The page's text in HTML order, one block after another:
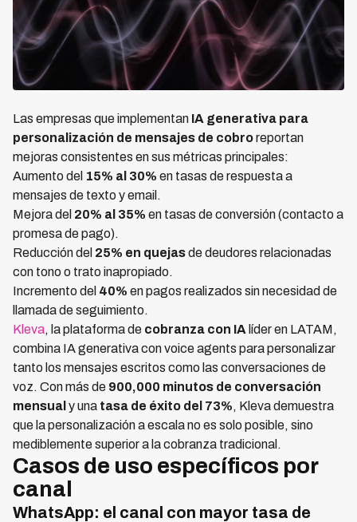
Las empresas que implementan IA generativa para
personalización de mensajes de cobroreportan
mejoras consistentes en sus métricas principales:
Aumento del 15% al 30% en tasas de respuesta a
mensajes de texto y email.
Mejora del 20% al 35% en tasas de conversión (contacto a
promesa de pago).
Reducción del 25% en quejasde deudores relacionadas
con tono o trato inapropiado.
Incremento del 40% en pagos realizados sin necesidad de
llamada de seguimiento.
Kleva, la plataforma de cobranza con IA líder en LATAM,
combina IA generativa con voice agents para personalizar
tanto los mensajes escritos como las conversaciones de
voz. Con más de 900,000 minutos de conversación
mensual y una tasa de éxito del 73%, Kleva demuestra
que la personalización a escala no es solo posible, sino
mediblemente superior a la cobranza tradicional.
Casos de uso específicos por
canal
WhatsApp: el canal con mayor tasa de